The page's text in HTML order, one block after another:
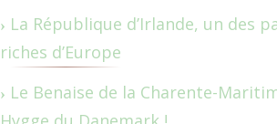
La République d’Irlande, un des
riches d’Europe
Le Benaise de la Charente-